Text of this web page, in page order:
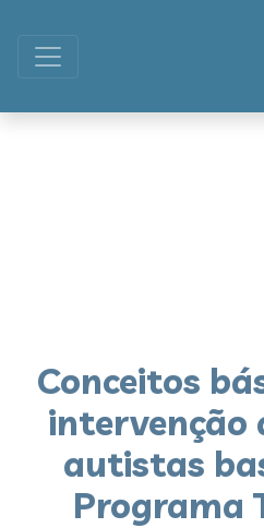
Conceitos
intervenção
autistas
Programa